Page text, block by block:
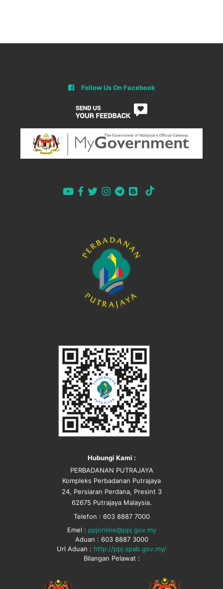
Follow Us On Facebook
Hubungi Kami :
PERBADANAN PUTRAJAYA
Kompleks Perbadanan Putrajaya
24, Persiaran Perdana, Presint 3
62675 Putrajaya Malaysia.
Telefon : 603 8887 7000
Emel : ppjonline@ppj.gov.my
Aduan : 603 8887 3000
Url Aduan : http://ppj.spab.gov.my/
Bilangan Pelawat :